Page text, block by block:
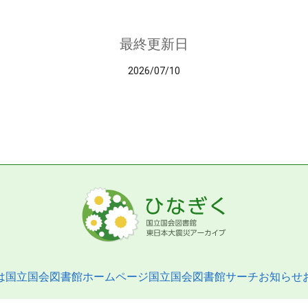
最終更新日
2026/07/10
国立国会図書館ホームページ国立国会図書館サーチお知らせ